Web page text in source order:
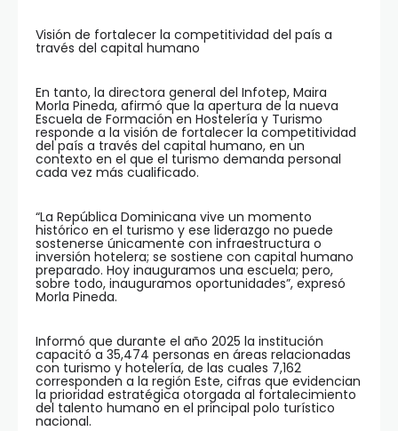
Visión de fortalecer la competitividad del país a
través del capital humano
En tanto, la directora general del Infotep, Maira
Morla Pineda, afirmó que la apertura de la nueva
Escuela de Formación en Hostelería y Turismo
responde a la visión de fortalecer la competitividad
del país a través del capital humano, en un
contexto en el que el turismo demanda personal
cada vez más cualificado.
“La República Dominicana vive un momento
histórico en el turismo y ese liderazgo no puede
sostenerse únicamente con infraestructura o
inversión hotelera; se sostiene con capital humano
preparado. Hoy inauguramos una escuela; pero,
sobre todo, inauguramos oportunidades”, expresó
Morla Pineda.
Informó que durante el año 2025 la institución
capacitó a 35,474 personas en áreas relacionadas
con turismo y hotelería, de las cuales 7,162
corresponden a la región Este, cifras que evidencian
la prioridad estratégica otorgada al fortalecimiento
del talento humano en el principal polo turístico
nacional.